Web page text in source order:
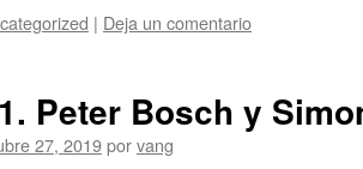
| Deja un comentario
Peter Bosch y
27, 2019porvang